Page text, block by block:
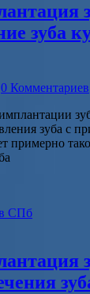
зуба
0 Комментариев
зуба с
примерно
СПб